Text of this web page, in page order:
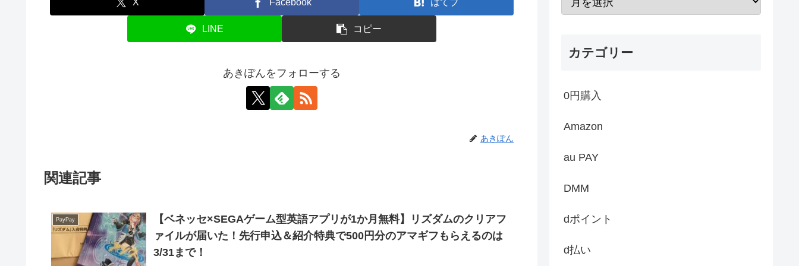
LINE コピー
あきぽんをフォローする
あきぽん
関連記事
PayPay
【ベネッセ×SEGAゲーム型英語アプリが1か月無料】リズダムのクリアフ
ァイルが届いた！先行申込＆紹介特典で500円分のアマギフもらえるのは
3/31まで！
カテゴリー
0円購入
Amazon
au PAY
DMM
dポイント
d払い